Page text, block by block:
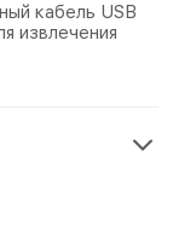
кабель USB
извлечения